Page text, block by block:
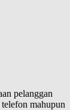
pelanggan
mahupun